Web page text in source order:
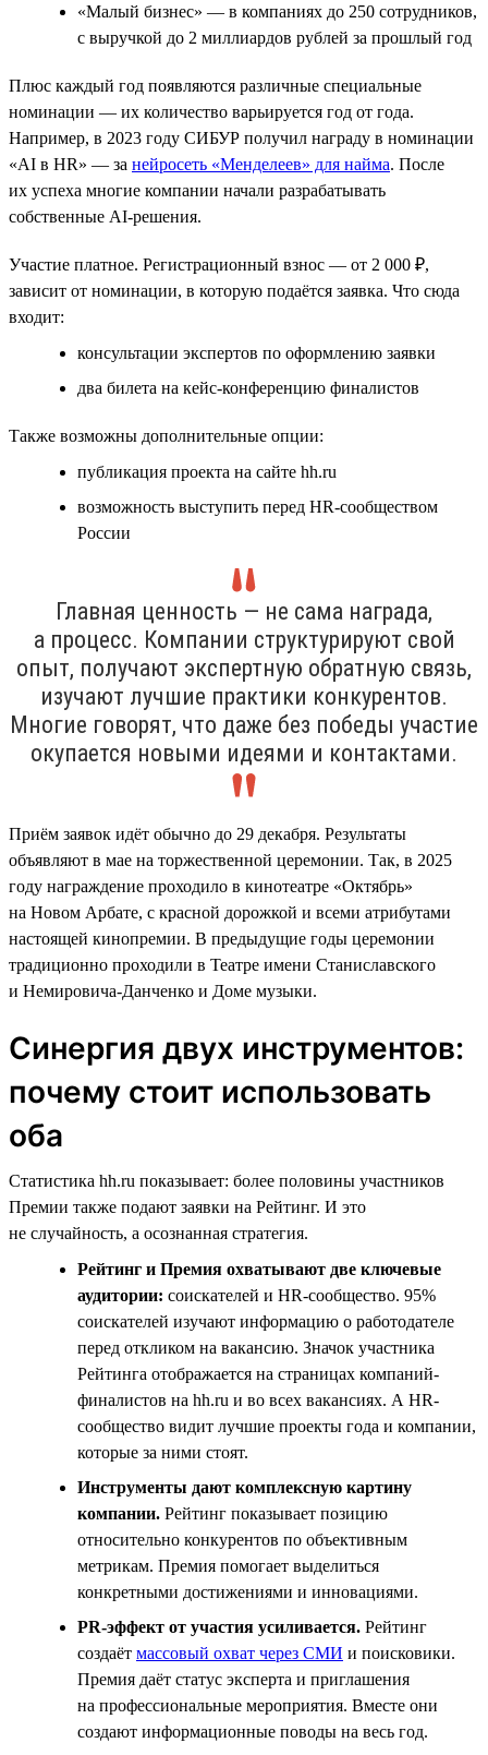
«Малый бизнес» — в компаниях до 250 сотрудников,
с выручкой до 2 миллиардов рублей за прошлый год
Плюс каждый год появляются различные специальные
номинации — их количество варьируется год от года.
Например, в 2023 году СИБУР получил награду в номинации
«AI в HR» — за нейросеть «Менделеев» для найма. После
их успеха многие компании начали разрабатывать
собственные AI-решения.
Участие платное. Регистрационный взнос — от 2 000 ₽,
зависит от номинации, в которую подаётся заявка. Что сюда
входит:
консультации экспертов по оформлению заявки
два билета на кейс-конференцию финалистов
Также возможны дополнительные опции:
публикация проекта на сайте hh.ru
возможность выступить перед HR-сообществом
России
Главная ценность — не сама награда,
а процесс. Компании структурируют свой
опыт, получают экспертную обратную связь,
изучают лучшие практики конкурентов.
Многие говорят, что даже без победы участие
окупается новыми идеями и контактами.
Приём заявок идёт обычно до 29 декабря. Результаты
объявляют в мае на торжественной церемонии. Так, в 2025
году награждение проходило в кинотеатре «Октябрь»
на Новом Арбате, с красной дорожкой и всеми атрибутами
настоящей кинопремии. В предыдущие годы церемонии
традиционно проходили в Театре имени Станиславского
и Немировича-Данченко и Доме музыки.
Синергия двух инструментов:
почему стоит использовать
оба
Статистика hh.ru показывает: более половины участников
Премии также подают заявки на Рейтинг. И это
не случайность, а осознанная стратегия.
Рейтинг и Премия охватывают две ключевые
аудитории: соискателей и HR-сообщество. 95%
соискателей изучают информацию о работодателе
перед откликом на вакансию. Значок участника
Рейтинга отображается на страницах компаний-
финалистов на hh.ru и во всех вакансиях. А HR-
сообщество видит лучшие проекты года и компании,
которые за ними стоят.
Инструменты дают комплексную картину
компании. Рейтинг показывает позицию
относительно конкурентов по объективным
метрикам. Премия помогает выделиться
конкретными достижениями и инновациями.
PR-эффект от участия усиливается. Рейтинг
создаёт массовый охват через СМИ и поисковики.
Премия даёт статус эксперта и приглашения
на профессиональные мероприятия. Вместе они
создают информационные поводы на весь год.